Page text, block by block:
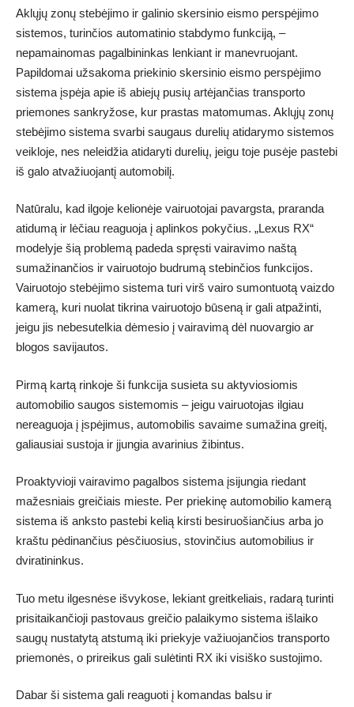
Aklųjų zonų stebėjimo ir galinio skersinio eismo perspėjimo
sistemos, turinčios automatinio stabdymo funkciją, –
nepamainomas pagalbininkas lenkiant ir manevruojant.
Papildomai užsakoma priekinio skersinio eismo perspėjimo
sistema įspėja apie iš abiejų pusių artėjančias transporto
priemones sankryžose, kur prastas matomumas. Aklųjų zonų
stebėjimo sistema svarbi saugaus durelių atidarymo sistemos
veikloje, nes neleidžia atidaryti durelių, jeigu toje pusėje pastebi
iš galo atvažiuojantį automobilį.
Natūralu, kad ilgoje kelionėje vairuotojai pavargsta, praranda
atidumą ir lėčiau reaguoja į aplinkos pokyčius. „Lexus RX“
modelyje šią problemą padeda spręsti vairavimo naštą
sumažinančios ir vairuotojo budrumą stebinčios funkcijos.
Vairuotojo stebėjimo sistema turi virš vairo sumontuotą vaizdo
kamerą, kuri nuolat tikrina vairuotojo būseną ir gali atpažinti,
jeigu jis nebesutelkia dėmesio į vairavimą dėl nuovargio ar
blogos savijautos.
Pirmą kartą rinkoje ši funkcija susieta su aktyviosiomis
automobilio saugos sistemomis – jeigu vairuotojas ilgiau
nereaguoja į įspėjimus, automobilis savaime sumažina greitį,
galiausiai sustoja ir įjungia avarinius žibintus.
Proaktyvioji vairavimo pagalbos sistema įsijungia riedant
mažesniais greičiais mieste. Per priekinę automobilio kamerą
sistema iš anksto pastebi kelią kirsti besiruošiančius arba jo
kraštu pėdinančius pėsčiuosius, stovinčius automobilius ir
dviratininkus.
Tuo metu ilgesnėse išvykose, lekiant greitkeliais, radarą turinti
prisitaikančioji pastovaus greičio palaikymo sistema išlaiko
saugų nustatytą atstumą iki priekyje važiuojančios transporto
priemonės, o prireikus gali sulėtinti RX iki visiško sustojimo.
Dabar ši sistema gali reaguoti į komandas balsu ir